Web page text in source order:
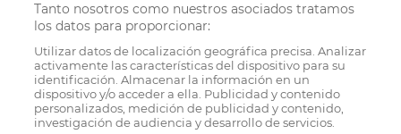
Tanto nosotros como nuestros asociados tratamos
los datos para proporcionar:
Utilizar datos de localización geográfica precisa. Analizar
activamente las características del dispositivo para su
identificación. Almacenar la información en un
dispositivo y/o acceder a ella. Publicidad y contenido
personalizados, medición de publicidad y contenido,
investigación de audiencia y desarrollo de servicios.